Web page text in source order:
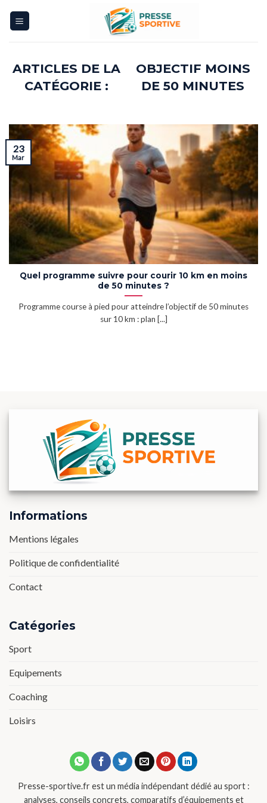
OBJECTIF MOINS
DE 50 MINUTES
Quel programme suivre pour courir 10 km en moins
de 50 minutes ?
Programme course à pied pour atteindre l’objectif de 50 minutes
sur 10 km : plan [...]
23
Mar
Informations
Mentions légales
Politique de confidentialité
Contact
Catégories
Sport
Equipements
Coaching
Loisirs
Presse-sportive.fr est un média indépendant dédié au sport :
analyses, conseils concrets, comparatifs d’équipements et